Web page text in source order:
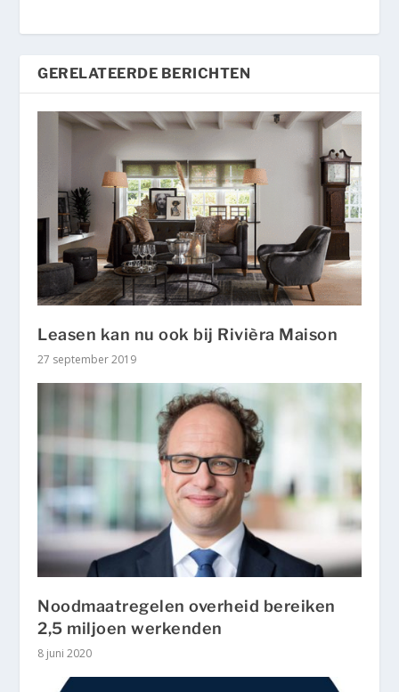
GERELATEERDE BERICHTEN
Leasen kan nu ook bij Rivièra Maison
27 september 2019
Noodmaatregelen overheid bereiken
2,5 miljoen werkenden
8 juni 2020